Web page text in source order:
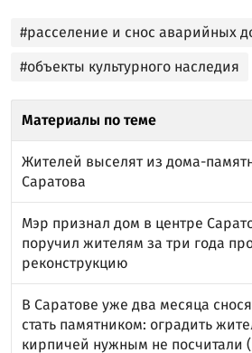
#расселение и снос аварийных
#объекты культурного наследия
Материалы по теме
Жителей выселят из дома-
Саратова
Мэр признал дом в центре
поручил жителям за три года
реконструкцию
В Саратове уже два месяца
стать памятником: оградить
кирпичей нужным не посчитали